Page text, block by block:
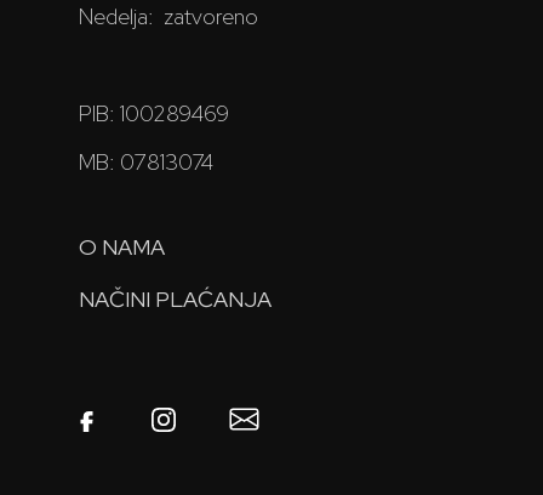
Nedelja: zatvoreno
PIB: 100289469
MB: 07813074
O NAMA
NAČINI PLAĆANJA